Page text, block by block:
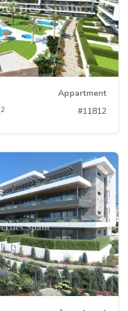
Appartment
2 #11812